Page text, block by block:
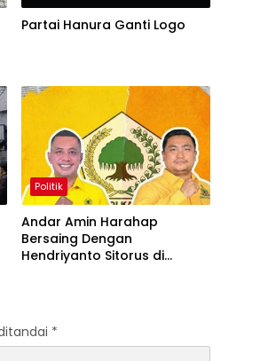
Partai Hanura Ganti Logo
Politik
Andar Amin Harahap
Bersaing Dengan
Hendriyanto Sitorus di
*